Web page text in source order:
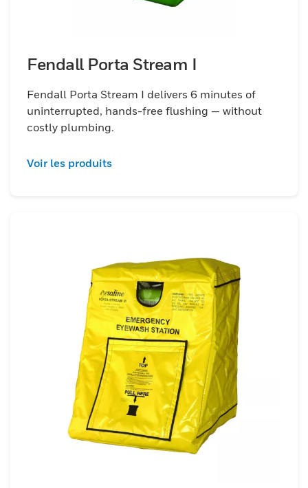
Fendall Porta Stream I
Fendall Porta Stream I delivers 6 minutes of
uninterrupted, hands-free flushing — without
costly plumbing.
Voir les produits